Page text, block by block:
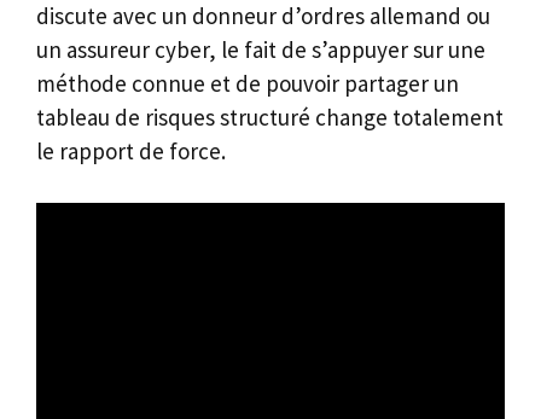
discute avec un donneur d’ordres allemand ou
un assureur cyber, le fait de s’appuyer sur une
méthode connue et de pouvoir partager un
tableau de risques structuré change totalement
le rapport de force.